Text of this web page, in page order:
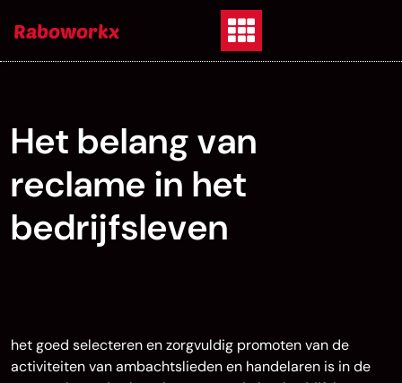
Raboworkx
Het belang van
reclame in het
bedrijfsleven
het goed selecteren en zorgvuldig promoten van de
activiteiten van ambachtslieden en handelaren is in de